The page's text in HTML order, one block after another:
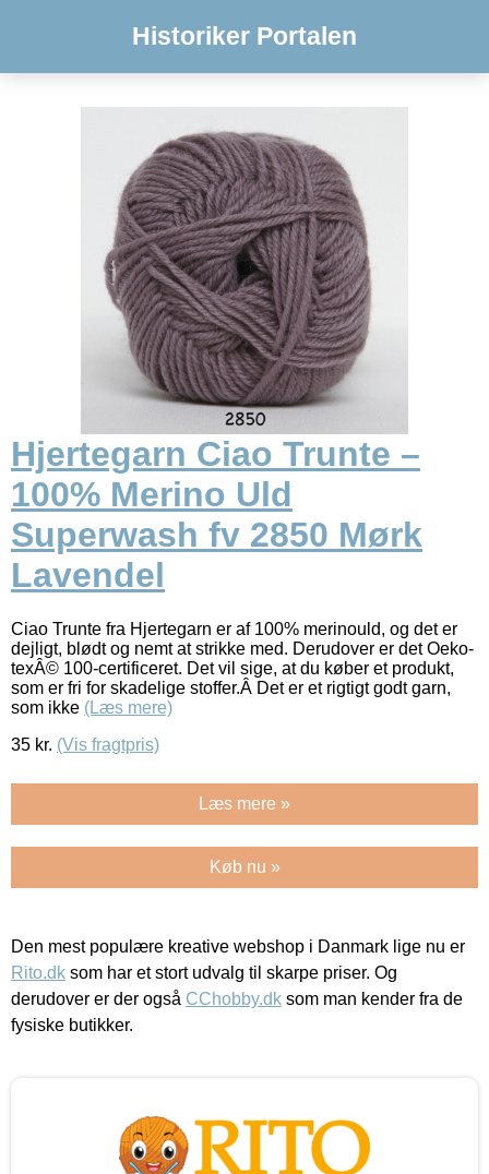
Historiker Portalen
Hjertegarn Ciao Trunte –
100% Merino Uld
Superwash fv 2850 Mørk
Lavendel
Ciao Trunte fra Hjertegarn er af 100% merinould, og det er
dejligt, blødt og nemt at strikke med. Derudover er det Oeko-
texÂ© 100-certificeret. Det vil sige, at du køber et produkt,
som er fri for skadelige stoffer.Â Det er et rigtigt godt garn,
som ikke (Læs mere)
35 kr. (Vis fragtpris)
Læs mere »
Køb nu »
Den mest populære kreative webshop i Danmark lige nu er
Rito.dk som har et stort udvalg til skarpe priser. Og
derudover er der også CChobby.dk som man kender fra de
fysiske butikker.